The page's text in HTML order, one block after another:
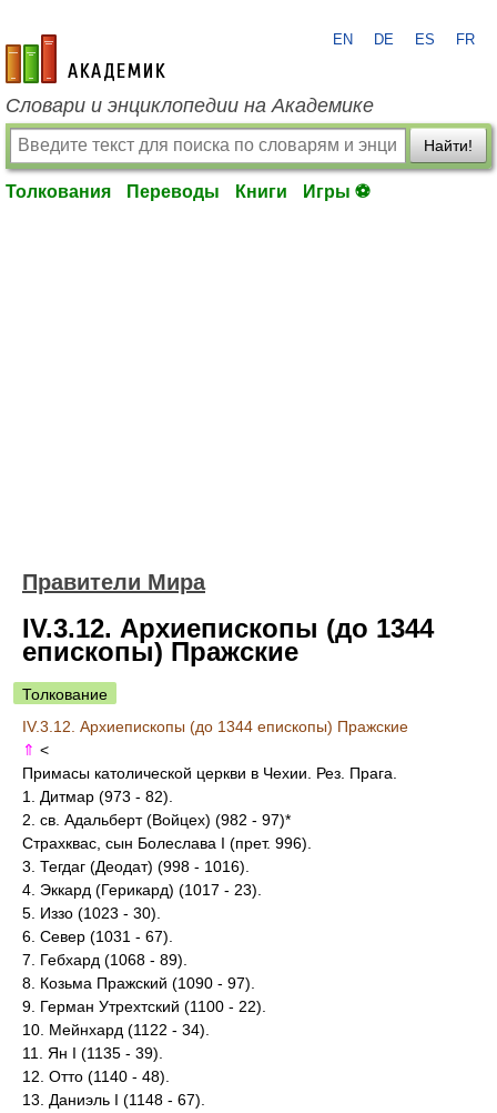
academic.ru
EN DE ES FR
Словари и энциклопедии на Академике
Найти!
Толкования Переводы Книги Игры ⚽
Правители Мира
IV.3.12. Архиепископы (до 1344
епископы) Пражские
Толкование
IV.3.12. Архиепископы (до 1344 епископы) Пражские
⇑ <
Примасы католической церкви в Чехии. Рез. Прага.
1. Дитмар (973 - 82).
2. св. Адальберт (Войцех) (982 - 97)*
Страхквас, сын Болеслава I (прет. 996).
3. Тегдаг (Деодат) (998 - 1016).
4. Эккард (Герикард) (1017 - 23).
5. Иззо (1023 - 30).
6. Север (1031 - 67).
7. Гебхард (1068 - 89).
8. Козьма Пражский (1090 - 97).
9. Герман Утрехтский (1100 - 22).
10. Мейнхард (1122 - 34).
11. Ян I (1135 - 39).
12. Отто (1140 - 48).
13. Даниэль I (1148 - 67).